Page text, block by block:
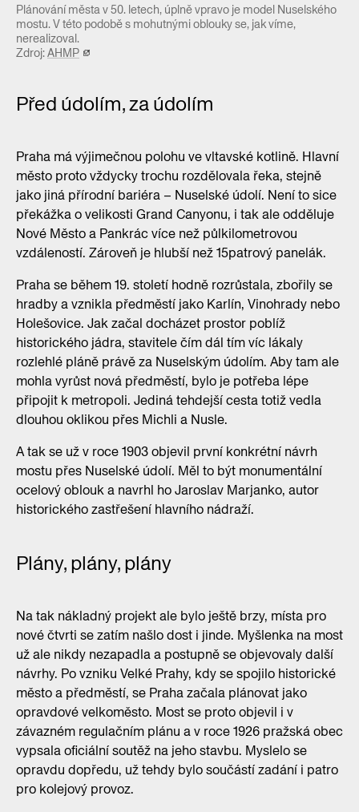
Plánování města v 50. letech, úplně vpravo je model Nuselského
mostu. V této podobě s mohutnými oblouky se, jak víme,
nerealizoval.
Zdroj:AHMP
Před údolím, za údolím
Praha má výjimečnou polohu ve vltavské kotlině. Hlavní
město proto vždycky trochu rozdělovala řeka, stejně
jako jiná přírodní bariéra – Nuselské údolí. Není to sice
překážka o velikosti Grand Canyonu, i tak ale odděluje
Nové Město a Pankrác více než půlkilometrovou
vzdáleností. Zároveň je hlubší než 15patrový panelák.
Praha se během 19. století hodně rozrůstala, zbořily se
hradby a vznikla předměstí jako Karlín, Vinohrady nebo
Holešovice. Jak začal docházet prostor poblíž
historického jádra, stavitele čím dál tím víc lákaly
rozlehlé pláně právě za Nuselským údolím. Aby tam ale
mohla vyrůst nová předměstí, bylo je potřeba lépe
připojit k metropoli. Jediná tehdejší cesta totiž vedla
dlouhou oklikou přes Michli a Nusle.
A tak se už v roce 1903 objevil první konkrétní návrh
mostu přes Nuselské údolí. Měl to být monumentální
ocelový oblouk a navrhl ho Jaroslav Marjanko, autor
historického zastřešení hlavního nádraží.
Plány, plány, plány
Na tak nákladný projekt ale bylo ještě brzy, místa pro
nové čtvrti se zatím našlo dost i jinde. Myšlenka na most
už ale nikdy nezapadla a postupně se objevovaly další
návrhy. Po vzniku Velké Prahy, kdy se spojilo historické
město a předměstí, se Praha začala plánovat jako
opravdové velkoměsto. Most se proto objevil i v
závazném regulačním plánu a v roce 1926 pražská obec
vypsala oficiální soutěž na jeho stavbu. Myslelo se
opravdu dopředu, už tehdy bylo součástí zadání i patro
pro kolejový provoz.